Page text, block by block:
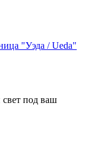
"Уэда / Ueda"
под ваш